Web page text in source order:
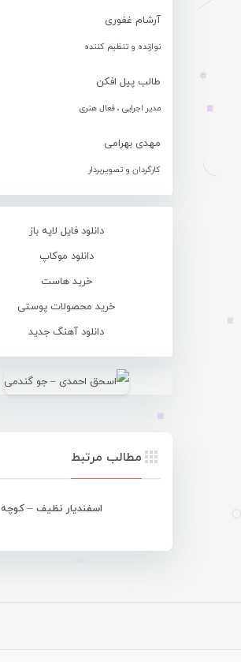
آرشام غفوری
نوازنده و تنظیم کننده
طالب پیل افکن
مدیر اجرایی ، فعال هنری
مهدی بهرامی
کارگردان و تصویربردار
دانلود فایل لایه باز
دانلود موکاپ
خرید هاست
خرید محصولات پوستی
دانلود آهنگ جدید
مطالب مرتبط
اسفندیار نظیف – کوچه